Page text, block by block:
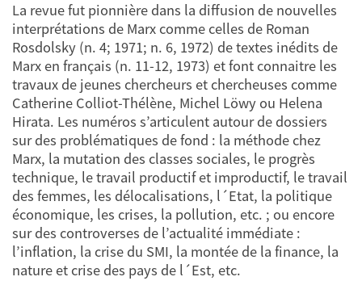
La revue fut pionnière dans la diffusion de nouvelles
interprétations de Marx comme celles de Roman
Rosdolsky (n. 4; 1971; n. 6, 1972) de textes inédits de
Marx en français (n. 11-12, 1973) et font connaitre les
travaux de jeunes chercheurs et chercheuses comme
Catherine Colliot-Thélène, Michel Löwy ou Helena
Hirata. Les numéros s’articulent autour de dossiers
sur des problématiques de fond : la méthode chez
Marx, la mutation des classes sociales, le progrès
technique, le travail productif et improductif, le travail
des femmes, les délocalisations, l´Etat, la politique
économique, les crises, la pollution, etc. ; ou encore
sur des controverses de l’actualité immédiate :
l’inflation, la crise du SMI, la montée de la finance, la
nature et crise des pays de l´Est, etc.